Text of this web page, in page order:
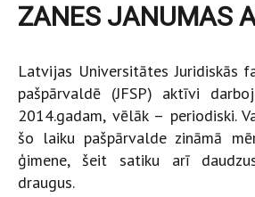
ZANES JANUMAS
Latvijas Universitātes Juridiskās
pašpārvaldē (JFSP) aktīvi
2014.gadam, vēlāk – periodiski.
šo laiku pašpārvalde zināmā
ģimene, šeit satiku arī
draugus.